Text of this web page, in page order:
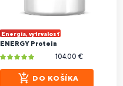
Energia, vytrvalosť
ENERGY Protein
104.00 €
DO KOŠÍKA